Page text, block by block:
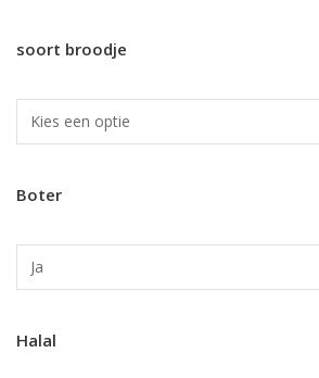
soort broodje
Boter
Halal